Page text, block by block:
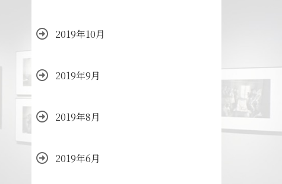
2019年10月
2019年9月
2019年8月
2019年6月